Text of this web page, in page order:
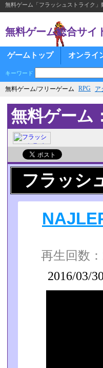
無料ゲーム「フラッシュストライク」
無料ゲーム総合サイ
ゲームトップ オンライ
キーワード
無料ゲーム/フリーゲーム RPG ア
無料ゲーム
フラッシ
再生回数
2016/03/